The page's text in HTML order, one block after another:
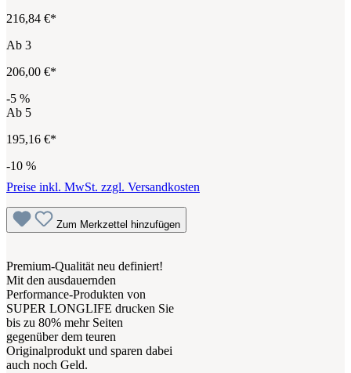
216,84 €*
Ab 3
206,00 €*
-5 %
Ab 5
195,16 €*
-10 %
Preise inkl. MwSt. zzgl. Versandkosten
Zum Merkzettel hinzufügen
Premium-Qualität neu definiert!
Mit den ausdauernden
Performance-Produkten von
SUPER LONGLIFE drucken Sie
bis zu 80% mehr Seiten
gegenüber dem teuren
Originalprodukt und sparen dabei
auch noch Geld.